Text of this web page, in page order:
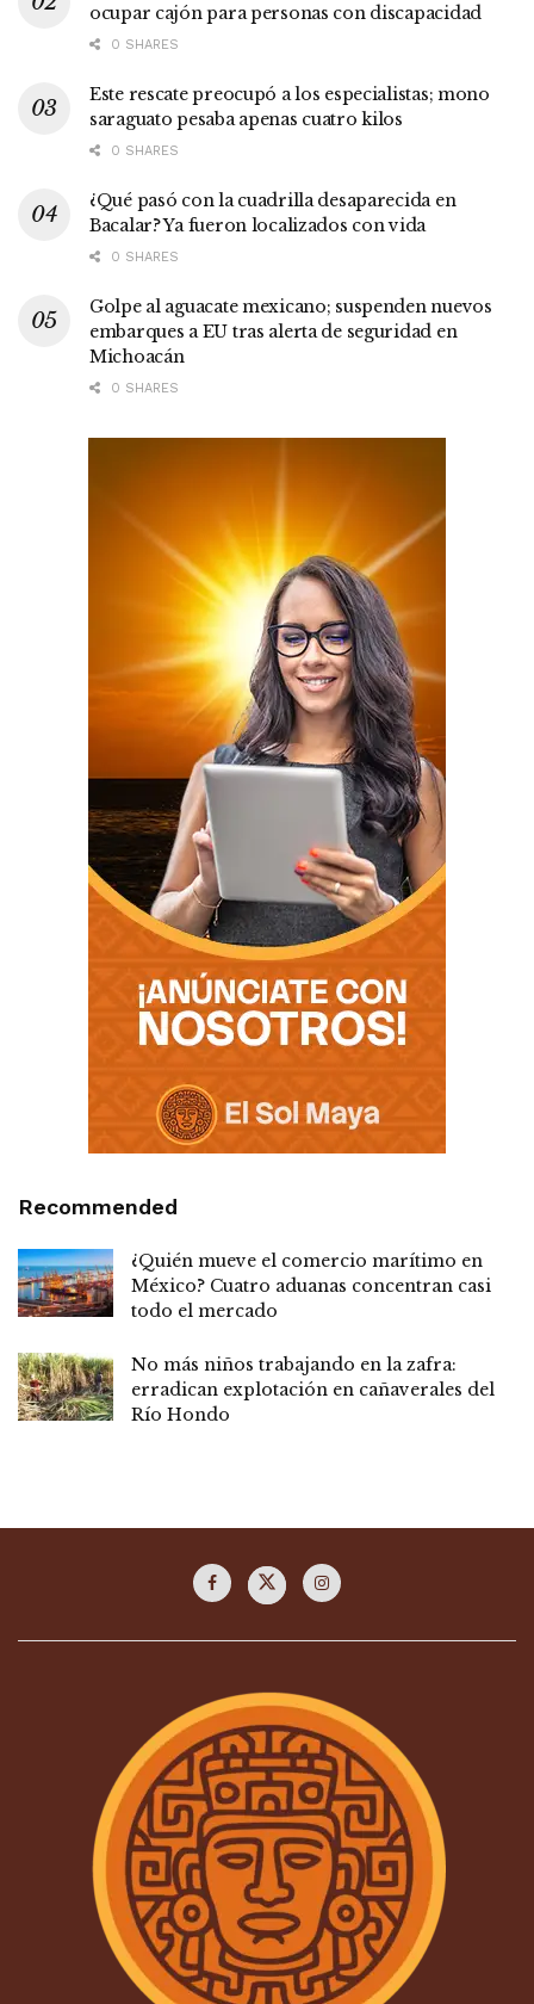
ocupar cajón para personas con discapacidad
0 SHARES
Este rescate preocupó a los especialistas; mono
saraguato pesaba apenas cuatro kilos
0 SHARES
¿Qué pasó con la cuadrilla desaparecida en
Bacalar? Ya fueron localizados con vida
0 SHARES
Golpe al aguacate mexicano; suspenden nuevos
embarques a EU tras alerta de seguridad en
Michoacán
0 SHARES
Recommended
¿Quién mueve el comercio marítimo en
México? Cuatro aduanas concentran casi
todo el mercado
No más niños trabajando en la zafra:
erradican explotación en cañaverales del
Río Hondo